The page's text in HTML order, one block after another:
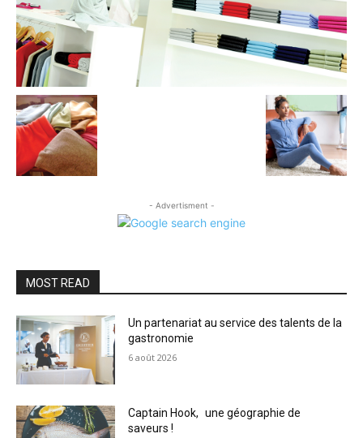
- Advertisment -
MOST READ
Un partenariat au service des talents de la
gastronomie
6 août 2026
Captain Hook, une géographie de
saveurs !